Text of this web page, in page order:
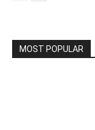
MOST POPULAR